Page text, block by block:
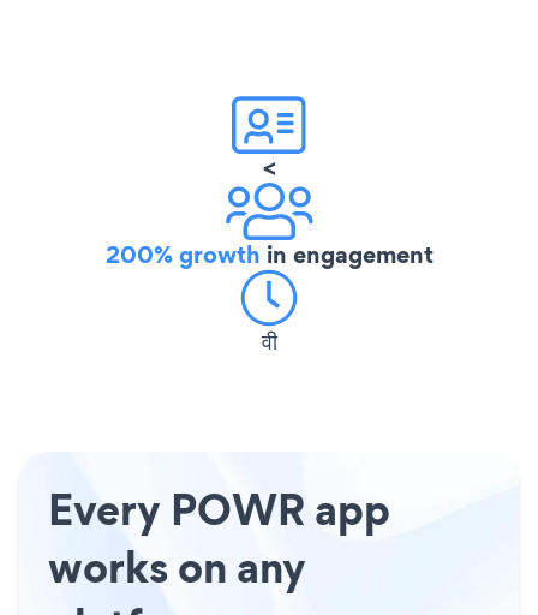
<
200% growth in engagement
वी
Every POWR app
works on any